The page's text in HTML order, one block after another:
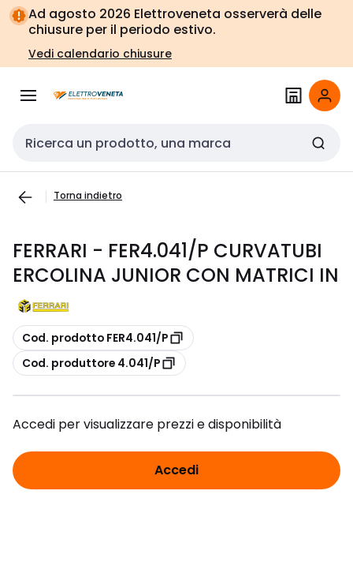
Vai alla
navigazione
Vai
alla
pagina
Ad agosto 2026 Elettroveneta osserverà delle
chiusure per il periodo estivo.
Vedi calendario chiusure
Cerca input
Torna indietro
FERRARI - FER4.041/P CURVATUBI
ERCOLINA JUNIOR CON MATRICI IN
copia
Cod. prodotto FER4.041/P
copia
Cod. produttore 4.041/P
Accedi per visualizzare prezzi e disponibilità
Accedi